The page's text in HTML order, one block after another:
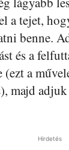
a tejet,
benne.
és a
(ezt a
majd
Hirdetés